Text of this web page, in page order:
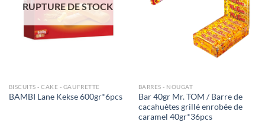
RUPTURE DE STOCK
BISCUITS - CAKE - GAUFRETTE
BAMBI Lane Kekse 600gr*6pcs
BARRES - NOUGAT
Bar 40gr Mr. TOM / Barre de
cacahuètes grillé enrobée de
caramel 40gr*36pcs